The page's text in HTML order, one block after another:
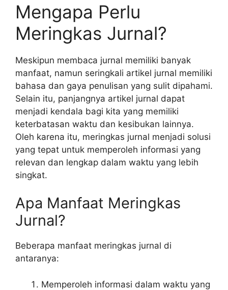
Mengapa Perlu
Meringkas Jurnal?
Meskipun membaca jurnal memiliki banyak
manfaat, namun seringkali artikel jurnal memiliki
bahasa dan gaya penulisan yang sulit dipahami.
Selain itu, panjangnya artikel jurnal dapat
menjadi kendala bagi kita yang memiliki
keterbatasan waktu dan kesibukan lainnya.
Oleh karena itu, meringkas jurnal menjadi solusi
yang tepat untuk memperoleh informasi yang
relevan dan lengkap dalam waktu yang lebih
singkat.
Apa Manfaat Meringkas
Jurnal?
Beberapa manfaat meringkas jurnal di
antaranya:
Memperoleh informasi dalam waktu yang